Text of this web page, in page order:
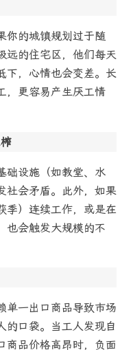
你的城镇规划过于随
远的住宅区，他们每天
下，心情也会变差。长
，更容易产生厌工情
础设施（如教堂、水
社会矛盾。此外，如果
季）连续工作，或是在
也会触发大规模的不
单一出口商品导致市场
的口袋。当工人发现自
商品价格高昂时，负面